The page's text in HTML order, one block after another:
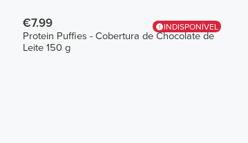
INDISPONÍVEL
€7.99
Protein Puffies - Cobertura de Chocolate de
Leite 150 g